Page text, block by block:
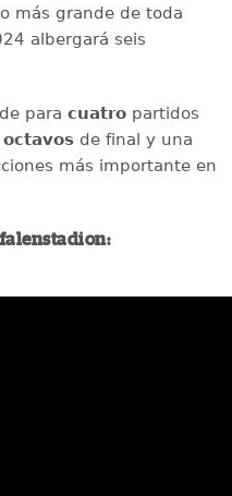
más grande de toda
albergará seis
para cuatropartidos
octavosde final y una
más importante en